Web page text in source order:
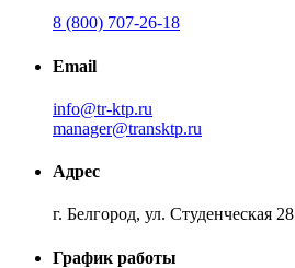
8 (800) 707-26-18
Email
info@tr-ktp.ru
manager@transktp.ru
Адрес
г. Белгород, ул. Студенческая 28
График работы